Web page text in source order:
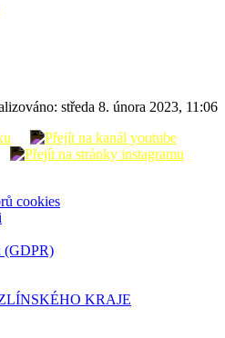
středa 8. února 2023, 11:06
cookies
(GDPR)
KRAJE